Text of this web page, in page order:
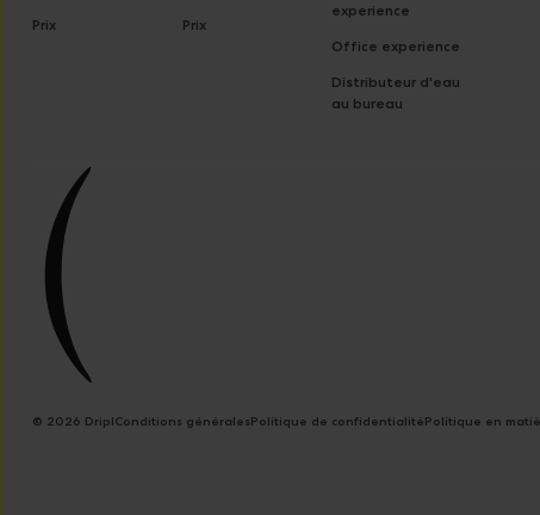
Prix Prix
experience
Office experience
Distributeur d'eau
au bureau
© 2026 DriplConditions généralesPolitique de confidentialitéPolitique en